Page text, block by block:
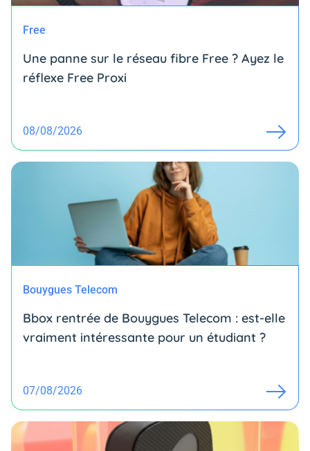
Free
Une panne sur le réseau fibre Free ? Ayez le
réflexe Free Proxi
08/08/2026
Bouygues Telecom
Bbox rentrée de Bouygues Telecom : est-elle
vraiment intéressante pour un étudiant ?
07/08/2026